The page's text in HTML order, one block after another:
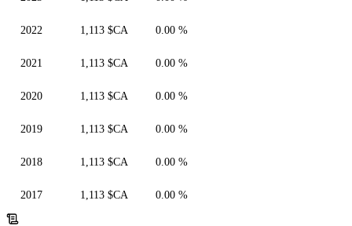
2022 1,113 $CA 0.00 %
2021 1,113 $CA 0.00 %
2020 1,113 $CA 0.00 %
2019 1,113 $CA 0.00 %
2018 1,113 $CA 0.00 %
2017 1,113 $CA 0.00 %